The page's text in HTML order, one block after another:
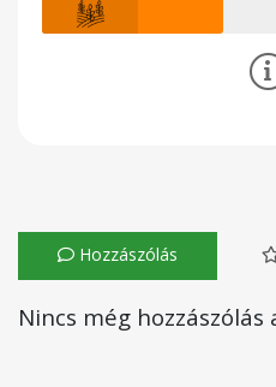
Hozzászólás
Nincs még